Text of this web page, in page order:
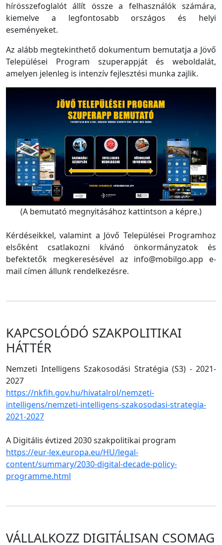
hírösszefoglalót állít össze a felhasználók számára,
kiemelve a legfontosabb országos és helyi
eseményeket.
Az alább megtekinthető dokumentum bemutatja a Jövő
Települései Program szuperappját és weboldalát,
amelyen jelenleg is intenzív fejlesztési munka zajlik.
(A bemutató megnyitásához kattintson a képre.)
Kérdéseikkel, valamint a Jövő Települései Programhoz
elsőként csatlakozni kívánó önkormányzatok és
befektetők megkeresésével az info@mobilgo.app e-
mail címen állunk rendelkezésre.
KAPCSOLÓDÓ SZAKPOLITIKAI
HÁTTÉR
Nemzeti Intelligens Szakosodási Stratégia (S3) - 2021-
2027
https://nkfih.gov.hu/hivatalrol/nemzeti-
intelligens/nemzeti-intelligens-szakosodasi-strategia-
2021-2027
A Digitális évtized 2030 szakpolitikai program
https://eur-lex.europa.eu/HU/legal-
content/summary/2030-digital-decade-policy-
programme.html
VÁLLALKOZZ DIGITÁLISAN CSOMAG